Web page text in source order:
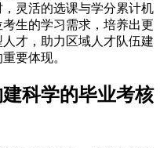
灵活的选课与学分累计机
生的学习需求，培养出更
才，助力区域人才队伍建
要体现。
科学的毕业考核